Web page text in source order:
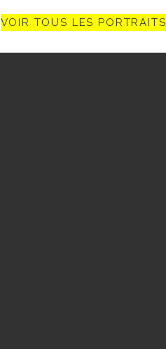
VOIR TOUS LES PORTRAITS